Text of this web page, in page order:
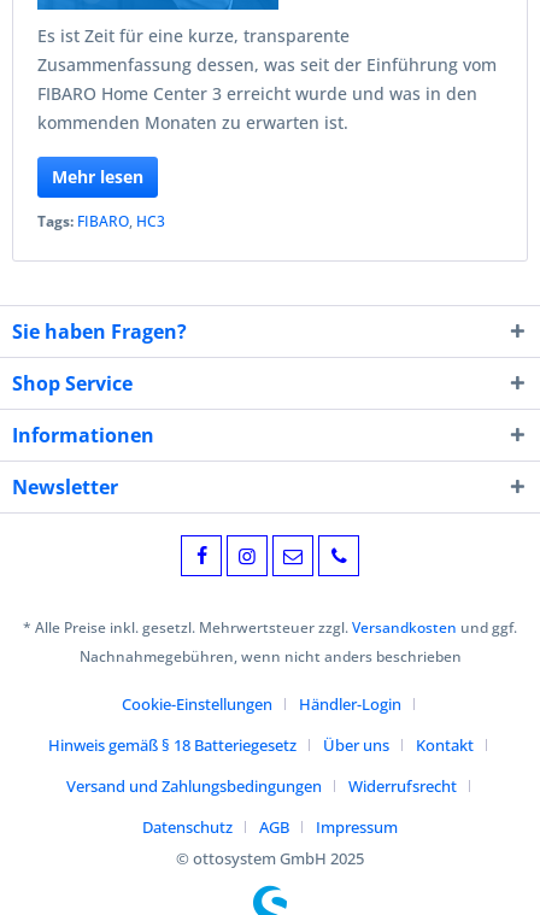
Es ist Zeit für eine kurze, transparente
Zusammenfassung dessen, was seit der Einführung vom
FIBARO Home Center 3 erreicht wurde und was in den
kommenden Monaten zu erwarten ist.
Mehr lesen
Tags: FIBARO, HC3
Sie haben Fragen?
Shop Service
Informationen
Newsletter
* Alle Preise inkl. gesetzl. Mehrwertsteuer zzgl.Versandkosten und ggf.
Nachnahmegebühren, wenn nicht anders beschrieben
Cookie-Einstellungen
Händler-Login
Hinweis gemäß § 18 Batteriegesetz
Über uns
Kontakt
Versand und Zahlungsbedingungen
Widerrufsrecht
Datenschutz
AGB
Impressum
© ottosystem GmbH 2025